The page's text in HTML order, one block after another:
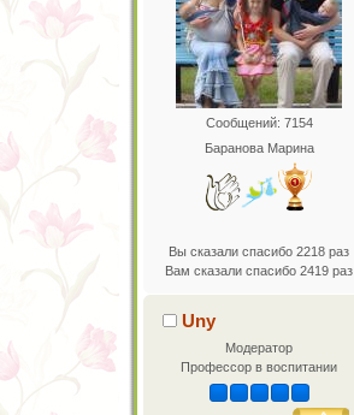
Сообщений: 7154
Баранова Марина
Вы сказали спасибо 2218 раз
Вам сказали спасибо 2419 раз
Uny
Модератор
Профессор в воспитании